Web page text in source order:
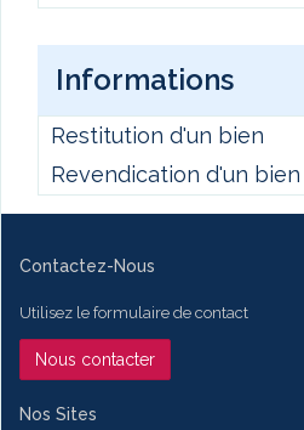
Informations
Restitution d'un bien
Revendication d'un bien
Contactez-Nous
Utilisez le formulaire de contact
Nous contacter
Nos Sites